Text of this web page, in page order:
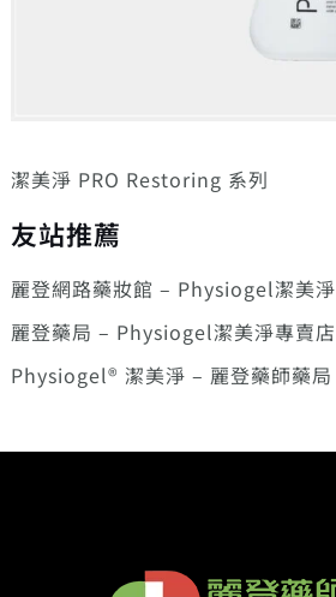
潔美淨 PRO Restoring 系列
友站推薦
麗登網路藥妝館 – Physiogel潔美淨
麗登藥局 – Physiogel潔美淨專賣店
Physiogel® 潔美淨 – 麗登藥師藥局